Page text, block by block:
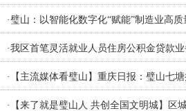
·璧山：以智能化数字化“赋能”制造业高质
·我区首笔灵活就业人员住房公积金贷款
· 【主流媒体看璧山】重庆日报：璧山七
· 【来了就是璧山人 共创全国文明城】